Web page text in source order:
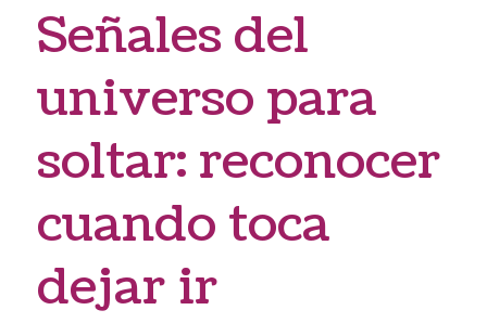
Señales del
universo para
soltar: reconocer
cuando toca
dejar ir